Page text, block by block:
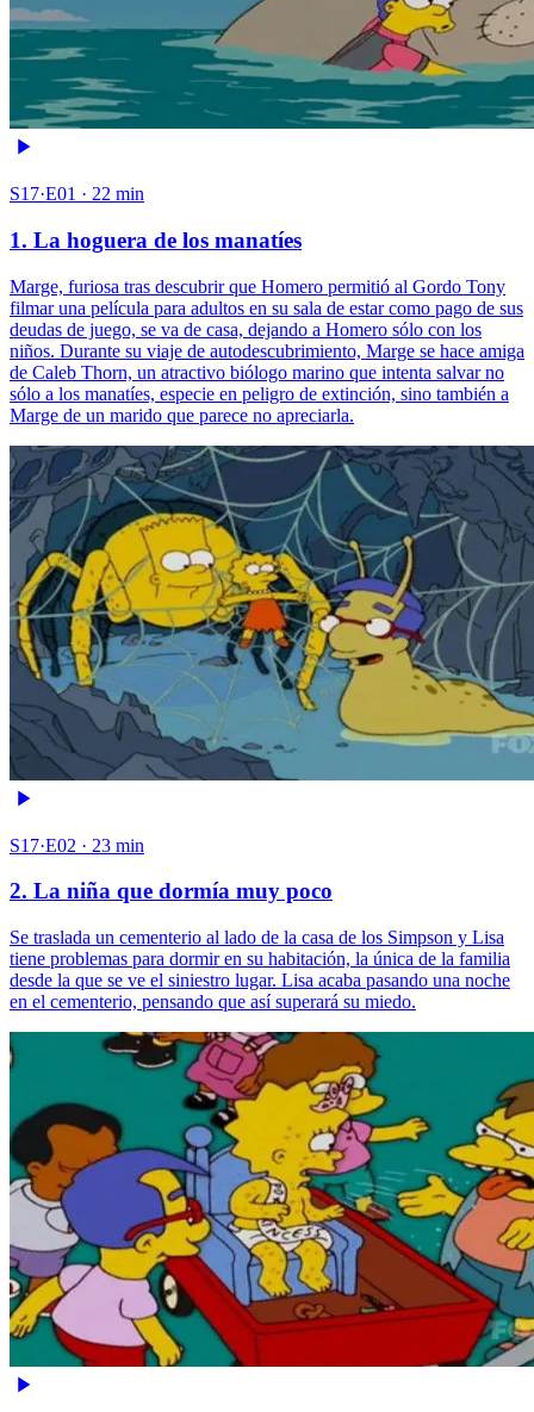
S17·E01 · 22 min
1. La hoguera de los manatíes
Marge, furiosa tras descubrir que Homero permitió al Gordo Tony
filmar una película para adultos en su sala de estar como pago de sus
deudas de juego, se va de casa, dejando a Homero sólo con los
niños. Durante su viaje de autodescubrimiento, Marge se hace amiga
de Caleb Thorn, un atractivo biólogo marino que intenta salvar no
sólo a los manatíes, especie en peligro de extinción, sino también a
Marge de un marido que parece no apreciarla.
S17·E02 · 23 min
2. La niña que dormía muy poco
Se traslada un cementerio al lado de la casa de los Simpson y Lisa
tiene problemas para dormir en su habitación, la única de la familia
desde la que se ve el siniestro lugar. Lisa acaba pasando una noche
en el cementerio, pensando que así superará su miedo.